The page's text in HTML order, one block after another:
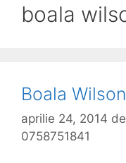
boala
Boala Wilson
aprilie 24, 2014 de
0758751841